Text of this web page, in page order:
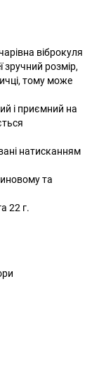
віброкуля
зручний розмір,
тому може
і приємний на
натисканням
та
22 г.